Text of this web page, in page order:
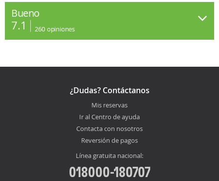
Bueno
7.1 260 opiniones
¿Dudas? Contáctanos
Mis reservas
Ir al Centro de ayuda
Contacta con nosotros
Reversión de pagos
Línea gratuita nacional:
018000-180707